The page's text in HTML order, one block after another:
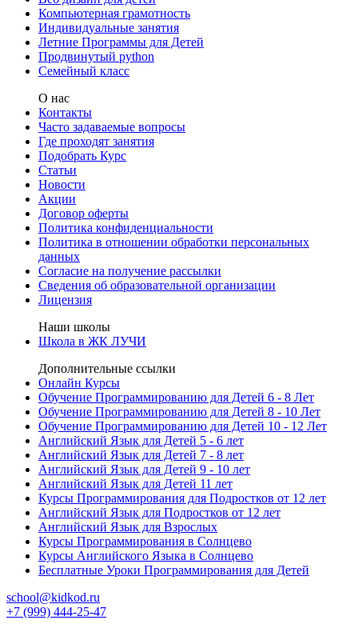
Компьютерная грамотность
Индивидуальные занятия
Летние Программы для Детей
Продвинутый python
Семейный класс
О нас
Контакты
Часто задаваемые вопросы
Где проходят занятия
Подобрать Курс
Статьи
Новости
Акции
Договор оферты
Политика конфиденциальности
Политика в отношении обработки персональных
данных
Согласие на получение рассылки
Сведения об образовательной организации
Лицензия
Наши школы
Школа в ЖК ЛУЧИ
Дополнительные ссылки
Онлайн Курсы
Обучение Программированию для Детей 6 - 8 Лет
Обучение Программированию для Детей 8 - 10 Лет
Обучение Программированию для Детей 10 - 12 Лет
Английский Язык для Детей 5 - 6 лет
Английский Язык для Детей 7 - 8 лет
Английский Язык для Детей 9 - 10 лет
Английский Язык для Детей 11 лет
Курсы Программирования для Подростков от 12 лет
Английский Язык для Подростков от 12 лет
Английский Язык для Взрослых
Курсы Программирования в Солнцево
Курсы Английского Языка в Солнцево
Бесплатные Уроки Программирования для Детей
school@kidkod.ru
+7 (999) 444-25-47